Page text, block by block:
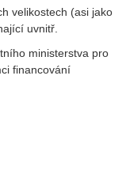
velikostech (asi jako
uvnitř.
ministerstva pro
financování